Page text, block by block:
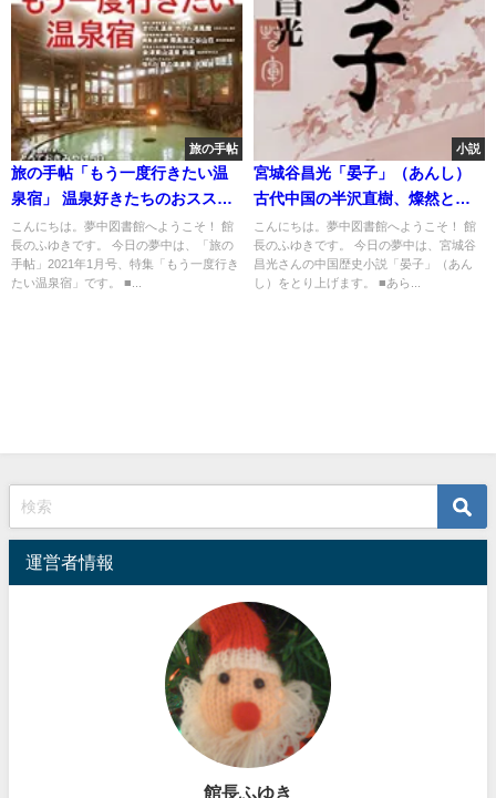
旅の手帖
旅の手帖「もう一度行きたい温
泉宿」 温泉好きたちのおススメ
は?
こんにちは。夢中図書館へようこそ！ 館
長のふゆきです。 今日の夢中は、「旅の
手帖」2021年1月号、特集「もう一度行き
たい温泉宿」です。 ■...
小説
宮城谷昌光「晏子」（あんし）
古代中国の半沢直樹、燦然と輝
く！
こんにちは。夢中図書館へようこそ！ 館
長のふゆきです。 今日の夢中は、宮城谷
昌光さんの中国歴史小説「晏子」（あん
し）をとり上げます。 ■あら...
運営者情報
館長ふゆき